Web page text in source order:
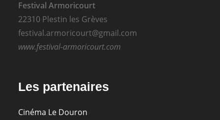
Festival Armoricourt
22310 Plestin les Grèves
festival.armoricourt@gmail.com
www.festival-armoricourt.com
Les partenaires
Cinéma Le Douron